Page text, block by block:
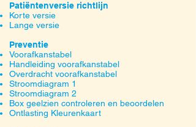
Patiëntenversie richtlijn
Korte versie
Lange versie
Preventie
Voorafkanstabel
Handleiding voorafkanstabel
Overdracht voorafkanstabel
Stroomdiagram 1
Stroomdiagram 2
Box geelzien controleren en beoordelen
Ontlasting Kleurenkaart